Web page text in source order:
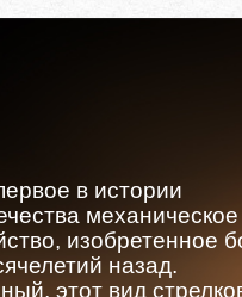
в истории
механическое
изобретенное
назад.
этот вид